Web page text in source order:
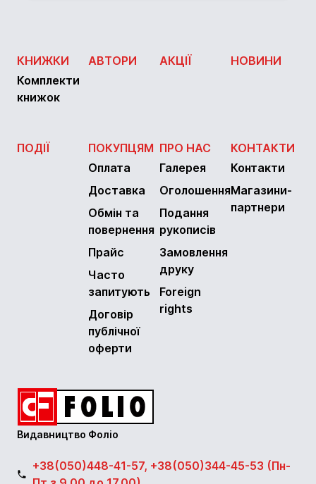
КНИЖКИ
Комплекти
книжок
АВТОРИ АКЦІЇ НОВИНИ
ПОДІЇ
ПОКУПЦЯМ
Оплата
Доставка
Обмін та
повернення
Прайс
Часто
запитують
Договір
публічної
оферти
ПРО НАС
Галерея
Оголошення
Подання
рукописів
Замовлення
друку
Foreign
rights
КОНТАКТИ
Контакти
Магазини-
партнери
Видавництво Фоліо
+38(050)448-41-57, +38(050)344-45-53 (Пн-